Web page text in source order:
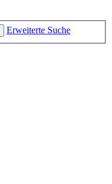
Erweiterte Suche